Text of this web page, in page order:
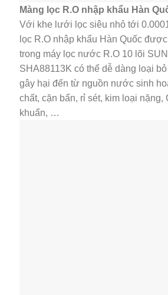
Màng lọc R.O nhập khẩu Hàn
Với khe lưới lọc siêu nhỏ tới
lọc R.O nhập khẩu Hàn Quốc
trong máy lọc nước R.O 10 lõi
SHA88113K có thể dễ dàng loại
gây hại đến từ nguồn nước sinh
chất, cặn bẩn, rỉ sét, kim loại nặng,
khuẩn, …